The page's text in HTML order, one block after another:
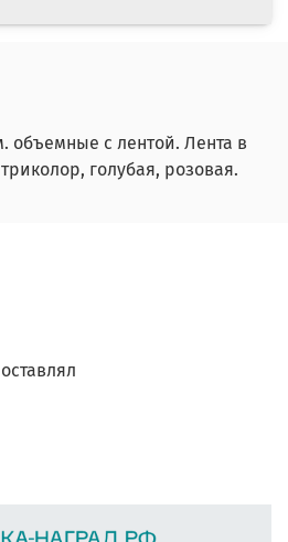
объемные с лентой. Лента в
голубая, розовая.